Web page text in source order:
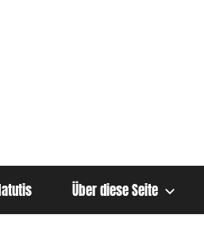
Über diese Seite